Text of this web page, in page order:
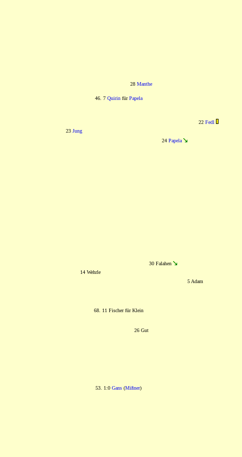
28 Manthe
46. 7 QuirinfürPapela
22 Fedl
23 Jung
24 Papela
30 Falahen
14 Wehrle
5 Adam
68. 11 Fischer für Klein
26 Gut
53. 1:0 Gans (Mißner)